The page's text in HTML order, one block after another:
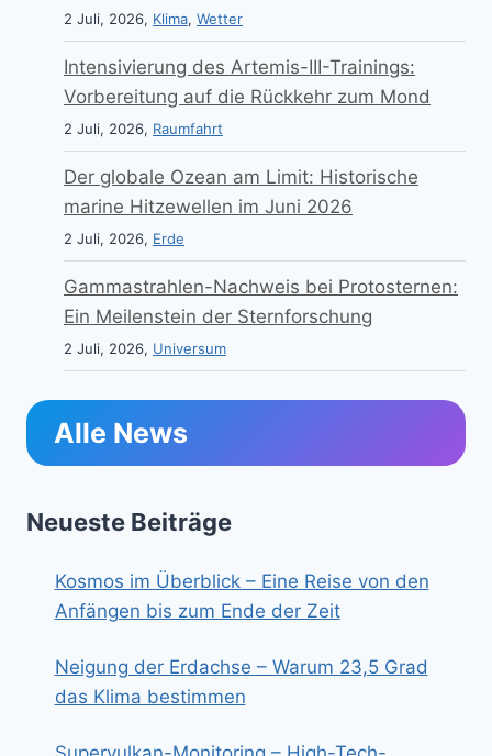
2 Juli, 2026, Klima, Wetter
Intensivierung des Artemis-III-Trainings:
Vorbereitung auf die Rückkehr zum Mond
2 Juli, 2026, Raumfahrt
Der globale Ozean am Limit: Historische
marine Hitzewellen im Juni 2026
2 Juli, 2026, Erde
Gammastrahlen-Nachweis bei Protosternen:
Ein Meilenstein der Sternforschung
2 Juli, 2026, Universum
Alle News
Neueste Beiträge
Kosmos im Überblick – Eine Reise von den
Anfängen bis zum Ende der Zeit
Neigung der Erdachse – Warum 23,5 Grad
das Klima bestimmen